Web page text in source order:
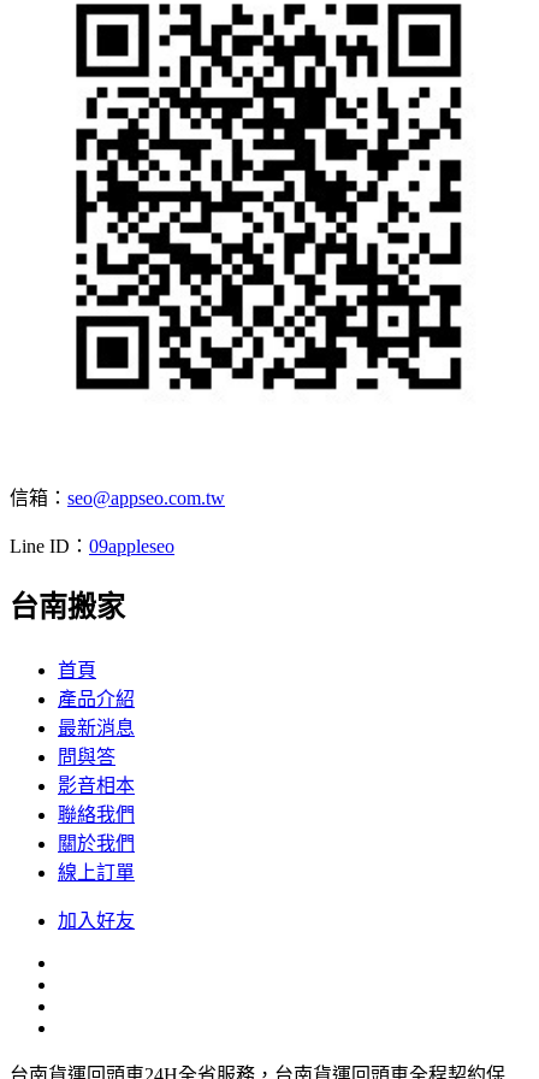
信箱： seo@appseo.com.tw
Line ID： 09appleseo
台南搬家
首頁
產品介紹
最新消息
問與答
影音相本
聯絡我們
關於我們
線上訂單
加入好友
台南貨運回頭車24H全省服務，台南貨運回頭車全程契約保